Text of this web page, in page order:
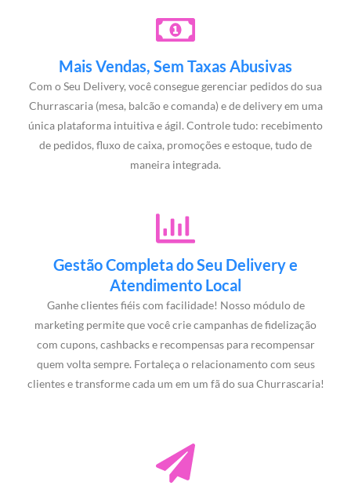
Mais Vendas, Sem Taxas Abusivas
Com o Seu Delivery, você consegue gerenciar pedidos do sua
Churrascaria (mesa, balcão e comanda) e de delivery em uma
única plataforma intuitiva e ágil. Controle tudo: recebimento
de pedidos, fluxo de caixa, promoções e estoque, tudo de
maneira integrada.
Gestão Completa do Seu Delivery e
Atendimento Local
Ganhe clientes fiéis com facilidade! Nosso módulo de
marketing permite que você crie campanhas de fidelização
com cupons, cashbacks e recompensas para recompensar
quem volta sempre. Fortaleça o relacionamento com seus
clientes e transforme cada um em um fã do sua Churrascaria!